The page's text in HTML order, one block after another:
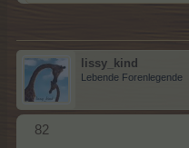
lissy_kind
Lebende Forenlegende
82